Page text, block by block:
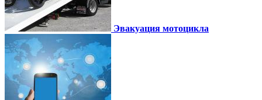
Эвакуация мотоцикла